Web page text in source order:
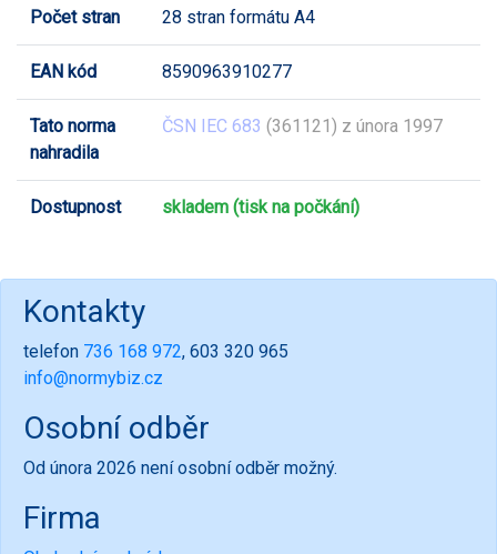
Počet stran 28 stran formátu A4
EAN kód 8590963910277
Tato norma
nahradila
ČSN IEC 683 (361121) z února 1997
Dostupnost skladem (tisk na počkání)
Kontakty
telefon 736 168 972, 603 320 965
info@normybiz.cz
Osobní odběr
Od února 2026 není osobní odběr možný.
Firma